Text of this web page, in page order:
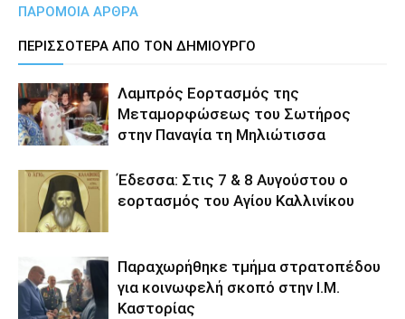
ΠΑΡΟΜΟΙΑ ΑΡΘΡΑ
ΠΕΡΙΣΣΟΤΕΡΑ ΑΠΟ ΤΟΝ ΔΗΜΙΟΥΡΓΟ
Λαμπρός Εορτασμός της
Μεταμορφώσεως του Σωτήρος
στην Παναγία τη Μηλιώτισσα
Έδεσσα: Στις 7 & 8 Αυγούστου ο
εορτασμός του Αγίου Καλλινίκου
Παραχωρήθηκε τμήμα στρατοπέδου
για κοινωφελή σκοπό στην Ι.Μ.
Καστορίας